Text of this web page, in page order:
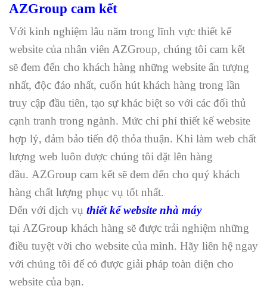
AZGroup cam kết
Với kinh nghiệm lâu năm trong lĩnh vực thiết kế
website của nhân viên AZGroup, chúng tôi cam kết
sẽ đem đến cho khách hàng những website ấn tượng
nhất, độc đáo nhất, cuốn hút khách hàng trong lần
truy cập đầu tiên, tạo sự khác biệt so với các đối thủ
cạnh tranh trong ngành. Mức chi phí thiết kế website
hợp lý, đảm bảo tiến độ thỏa thuận. Khi làm web chất
lượng web luôn được chúng tôi đặt lên hàng
đầu. AZGroup cam kết sẽ đem đến cho quý khách
hàng chất lượng phục vụ tốt nhất.
Đến với dịch vụ thiết kế website nhà máy
tại AZGroup khách hàng sẽ được trải nghiệm những
điều tuyệt vời cho website của mình. Hãy liên hệ ngay
với chúng tôi để có được giải pháp toàn diện cho
website của bạn.